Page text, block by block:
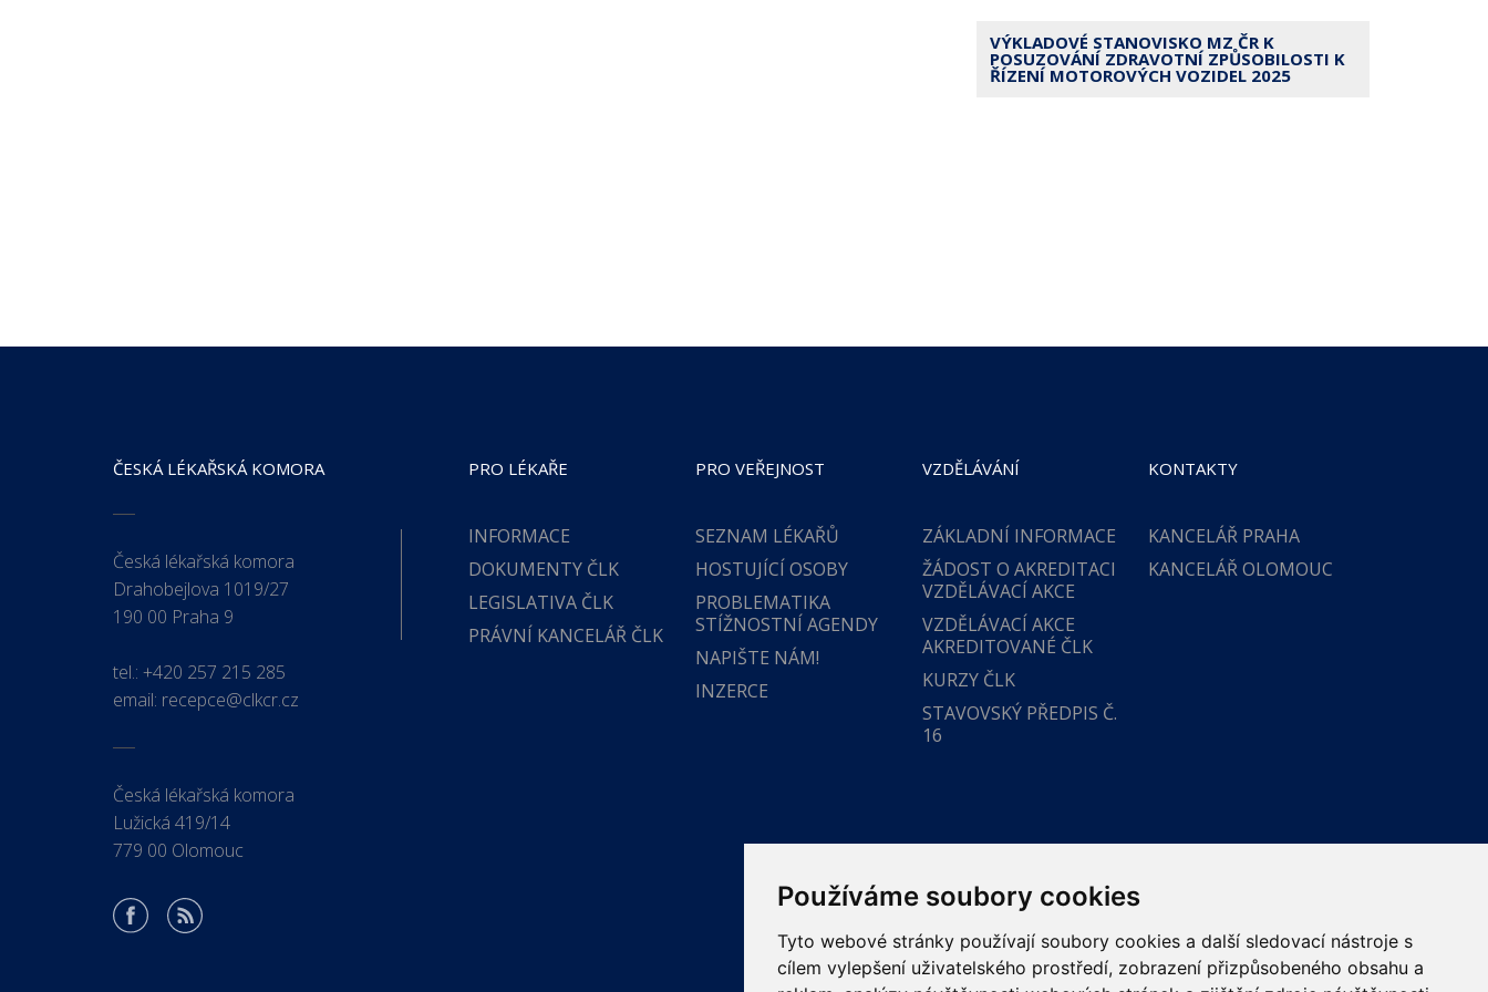
Používáme soubory cookies
Tyto webové stránky používají soubory cookies a další sledovací nástroje s
cílem vylepšení uživatelského prostředí, zobrazení přizpůsobeného obsahu a
VÝKLADOVÉ STANOVISKO MZ ČR K
POSUZOVÁNÍ ZDRAVOTNÍ ZPŮSOBILOSTI K
ŘÍZENÍ MOTOROVÝCH VOZIDEL 2025
ČESKÁ LÉKAŘSKÁ KOMORA
Česká lékařská komora
Drahobejlova 1019/27
190 00 Praha 9
tel.: +420 257 215 285
email: recepce@clkcr.cz
Česká lékařská komora
Lužická 419/14
779 00 Olomouc
PRO LÉKAŘE
INFORMACE
DOKUMENTY ČLK
LEGISLATIVA ČLK
PRÁVNÍ KANCELÁŘ ČLK
PRO VEŘEJNOST
SEZNAM LÉKAŘŮ
HOSTUJÍCÍ OSOBY
PROBLEMATIKA
STÍŽNOSTNÍ AGENDY
NAPIŠTE NÁM!
INZERCE
VZDĚLÁVÁNÍ
ZÁKLADNÍ INFORMACE
ŽÁDOST O AKREDITACI
VZDĚLÁVACÍ AKCE
VZDĚLÁVACÍ AKCE
AKREDITOVANÉ ČLK
KURZY ČLK
STAVOVSKÝ PŘEDPIS Č.
16
KONTAKTY
KANCELÁŘ PRAHA
KANCELÁŘ OLOMOUC